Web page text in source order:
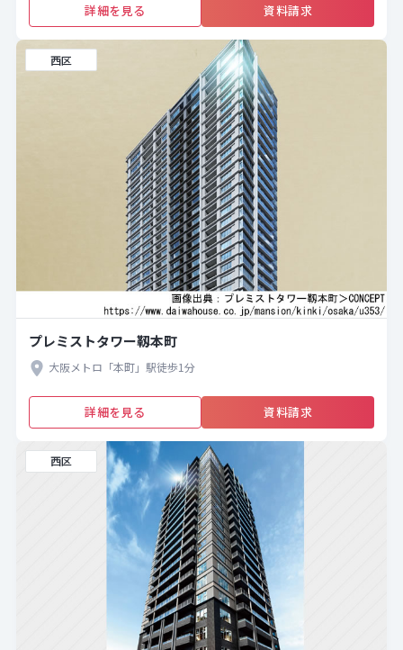
詳細を見る 資料請求
西区
プレミストタワー靱本町
大阪メトロ「本町」駅徒歩1分
詳細を見る 資料請求
西区